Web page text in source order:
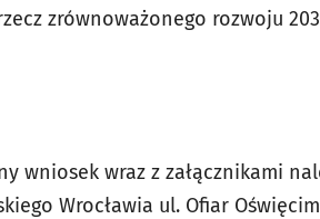
zrównoważonego rozwoju
wniosek wraz z załącznikami
Wrocławia ul. Ofiar